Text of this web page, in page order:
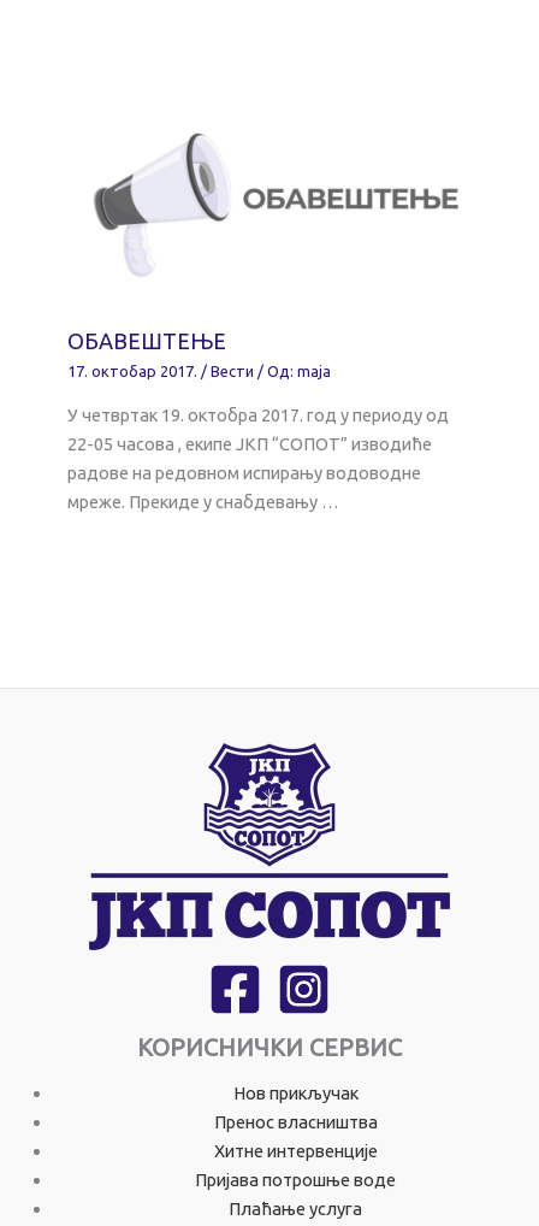
ОБАВЕШТЕЊЕ
17. октобар 2017./Вести / Од: maja
У четвртак 19. октобра 2017. год у периоду од
22-05 часова , екипе ЈКП “СОПОТ” изводиће
радове на редовном испирању водоводне
мреже. Прекиде у снабдевању …
КОРИСНИЧКИ СЕРВИС
Нов прикључак
Пренос власништва
Хитне интервенције
Пријава потрошње воде
Плаћање услуга